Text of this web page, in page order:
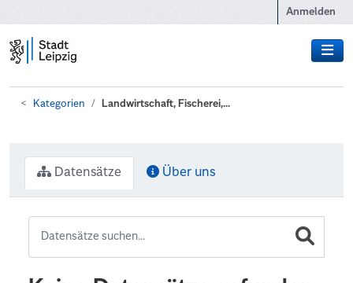
Anmelden
Kategorien Landwirtschaft, Fischerei,...
Datensätze Über uns